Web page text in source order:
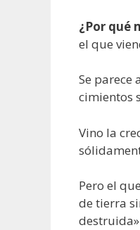
¿Por qué
el que
Se parece
cimientos
Vino la
Pero el
de tierra